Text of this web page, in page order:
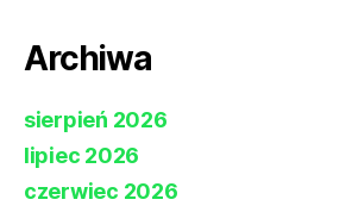
Archiwa
sierpień 2026
lipiec 2026
czerwiec 2026